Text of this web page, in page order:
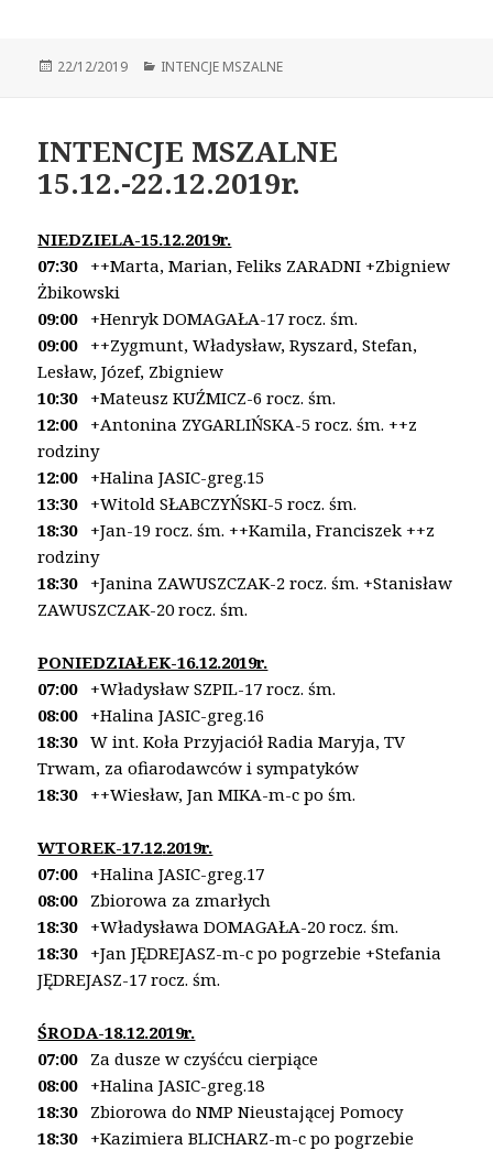
Opublikowano
22/12/2019 Kategorie
INTENCJE MSZALNE
INTENCJE MSZALNE
15.12.-22.12.2019r.
NIEDZIELA-15.12.2019r.
07:30++Marta, Marian, Feliks ZARADNI +Zbigniew
Żbikowski
09:00+Henryk DOMAGAŁA-17 rocz. śm.
09:00++Zygmunt, Władysław, Ryszard, Stefan,
Lesław,Józef, Zbigniew
10:30 +Mateusz KUŹMICZ-6 rocz. śm.
12:00 +Antonina ZYGARLIŃSKA-5 rocz. śm. ++z
rodziny
12:00 +Halina JASIC-greg.15
13:30 +Witold SŁABCZYŃSKI-5 rocz. śm.
18:30 +Jan-19 rocz. śm. ++Kamila, Franciszek ++z
rodziny
18:30 +Janina ZAWUSZCZAK-2 rocz. śm. +Stanisław
ZAWUSZCZAK-20 rocz. śm.
PONIEDZIAŁEK-16.12.2019r.
07:00+Władysław SZPIL-17 rocz. śm.
08:00+Halina JASIC-greg.16
18:30W int. Koła Przyjaciół Radia Maryja, TV
Trwam, za ofiarodawców i sympatyków
18:30 ++Wiesław, Jan MIKA-m-c po śm.
WTOREK-17.12.2019r.
07:00+Halina JASIC-greg.17
08:00Zbiorowa za zmarłych
18:30 +Władysława DOMAGAŁA-20 rocz. śm.
18:30 +Jan JĘDREJASZ-m-c po pogrzebie +Stefania
JĘDREJASZ-17 rocz. śm.
ŚRODA-18.12.2019r.
07:00Za dusze w czyśćcu cierpiące
08:00+Halina JASIC-greg.18
18:30Zbiorowa do NMP Nieustającej Pomocy
18:30+Kazimiera BLICHARZ-m-c po pogrzebie